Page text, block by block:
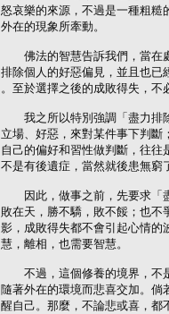
怒哀樂的來源，不過是一種粗糙
外在的現象所牽動。
佛法的智慧告訴我們，當在
排除個人的好惡偏見，並且也已
。至於選擇之後的成敗得失，不
我之所以特別強調「盡力排
立場、好惡，來對某件事下判斷
自己的偏好和習性做判斷，往往
不是有後遺症，當然就後患無窮
因此，做事之前，先要求「
敗在天，勝不驕，敗不餒；也不
影，成敗得失都不會引起心情的
慧，離相，也需要智慧。
不過，這個修養的境界，不
隨著外在的環境而悲喜交加。倘
醒自己。那麼，不論悲或喜，都